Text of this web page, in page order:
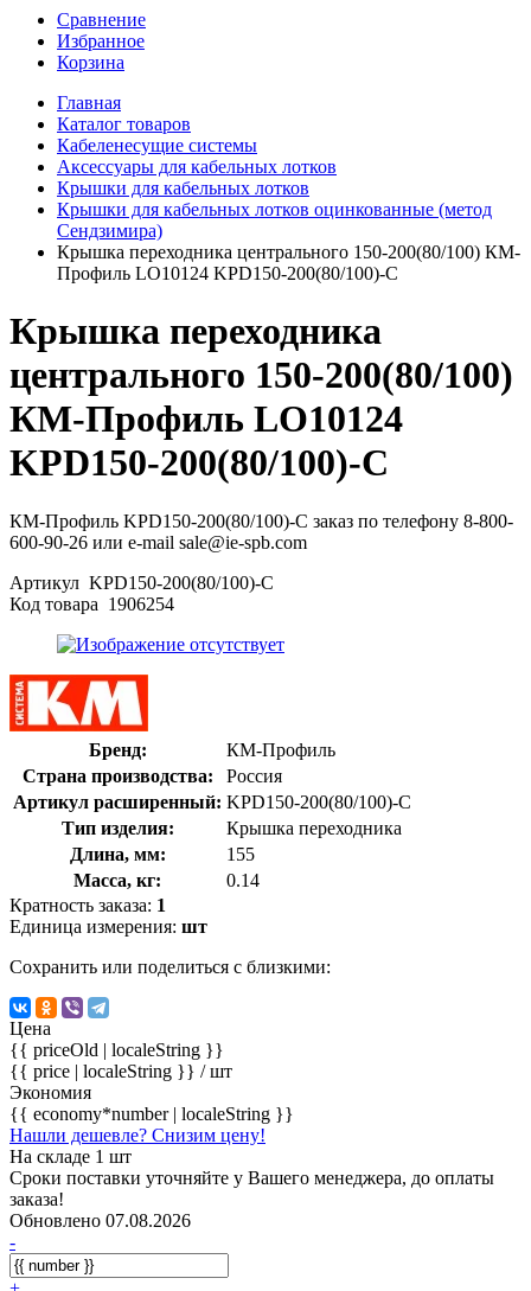
Сравнение
Избранное
Корзина
Главная
Каталог товаров
Кабеленесущие системы
Аксессуары для кабельных лотков
Крышки для кабельных лотков
Крышки для кабельных лотков оцинкованные (метод
Сендзимира)
Крышка переходника центрального 150-200(80/100) КМ-
Профиль LO10124 KPD150-200(80/100)-C
Крышка переходника
центрального 150-200(80/100)
КМ-Профиль LO10124
KPD150-200(80/100)-C
КМ-Профиль KPD150-200(80/100)-C заказ по телефону 8-800-
600-90-26 или e-mail sale@ie-spb.com
Артикул KPD150-200(80/100)-C
Код товара 1906254
Бренд:
КМ-Профиль
Страна производства:
Россия
Артикул расширенный: KPD150-200(80/100)-C
Тип изделия:
Крышка переходника
Длина, мм:
155
Масса, кг:
0.14
Кратность заказа: 1
Единица измерения: шт
Сохранить или поделиться с близкими:
Цена
{{ priceOld | localeString }}
{{ price | localeString }} / шт
Экономия
{{ economy*number | localeString }}
Нашли дешевле? Снизим цену!
На складе 1 шт
Сроки поставки уточняйте у Вашего менеджера, до оплаты
заказа!
Обновлено 07.08.2026
-